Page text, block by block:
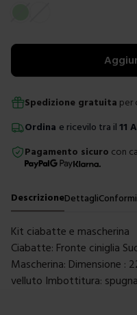
Spedizione gratuita per
Ordina e ricevilo tra il 11
Pagamento sicuro con
DescrizioneDettagli
Kit ciabatte e mascherina
Ciabatte: Fronte ciniglia
Mascherina: Dimensione :
velluto Imbottitura: